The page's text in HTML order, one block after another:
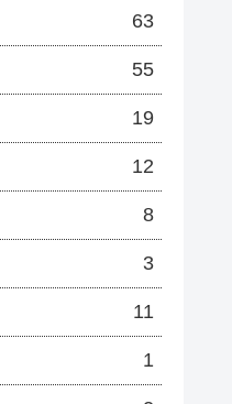
63
55
19
12
8
3
11
1